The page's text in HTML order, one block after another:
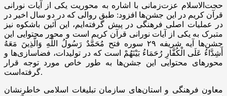
حجت‌الاسلام عزت‌زمانی با اشاره به محوریت یکی از آیات نورانی
قرآن کریم در این جشن‌ها افزود: طبق روالی که در دو سال اخیر در
در عملیات اصلی فرهنگی در پیش گرفته‌ایم، این آئین باشکوه نیز
متبرک به یکی از آیات نورانی قرآن کریم است و محور محتوایی این
جشن‌ها آیه شریفه ۲۹ سوره فتح مُحَمَّدٌ رَسُولُ اللَّهِ وَالَّذِینَ مَعَهُ
أَشِدَّاءُ عَلَی الْکُفَّارِ رُحَمَاءُ بَیْنَهُمْ است که در تولیدات، فضاسازی‌ها و
محورهای محتوایی این جشن‌ها به طور خاص مورد توجه قرار
گرفته‌است.
معاون فرهنگی و استان‌های سازمان تبلیغات اسلامی خاطرنشان